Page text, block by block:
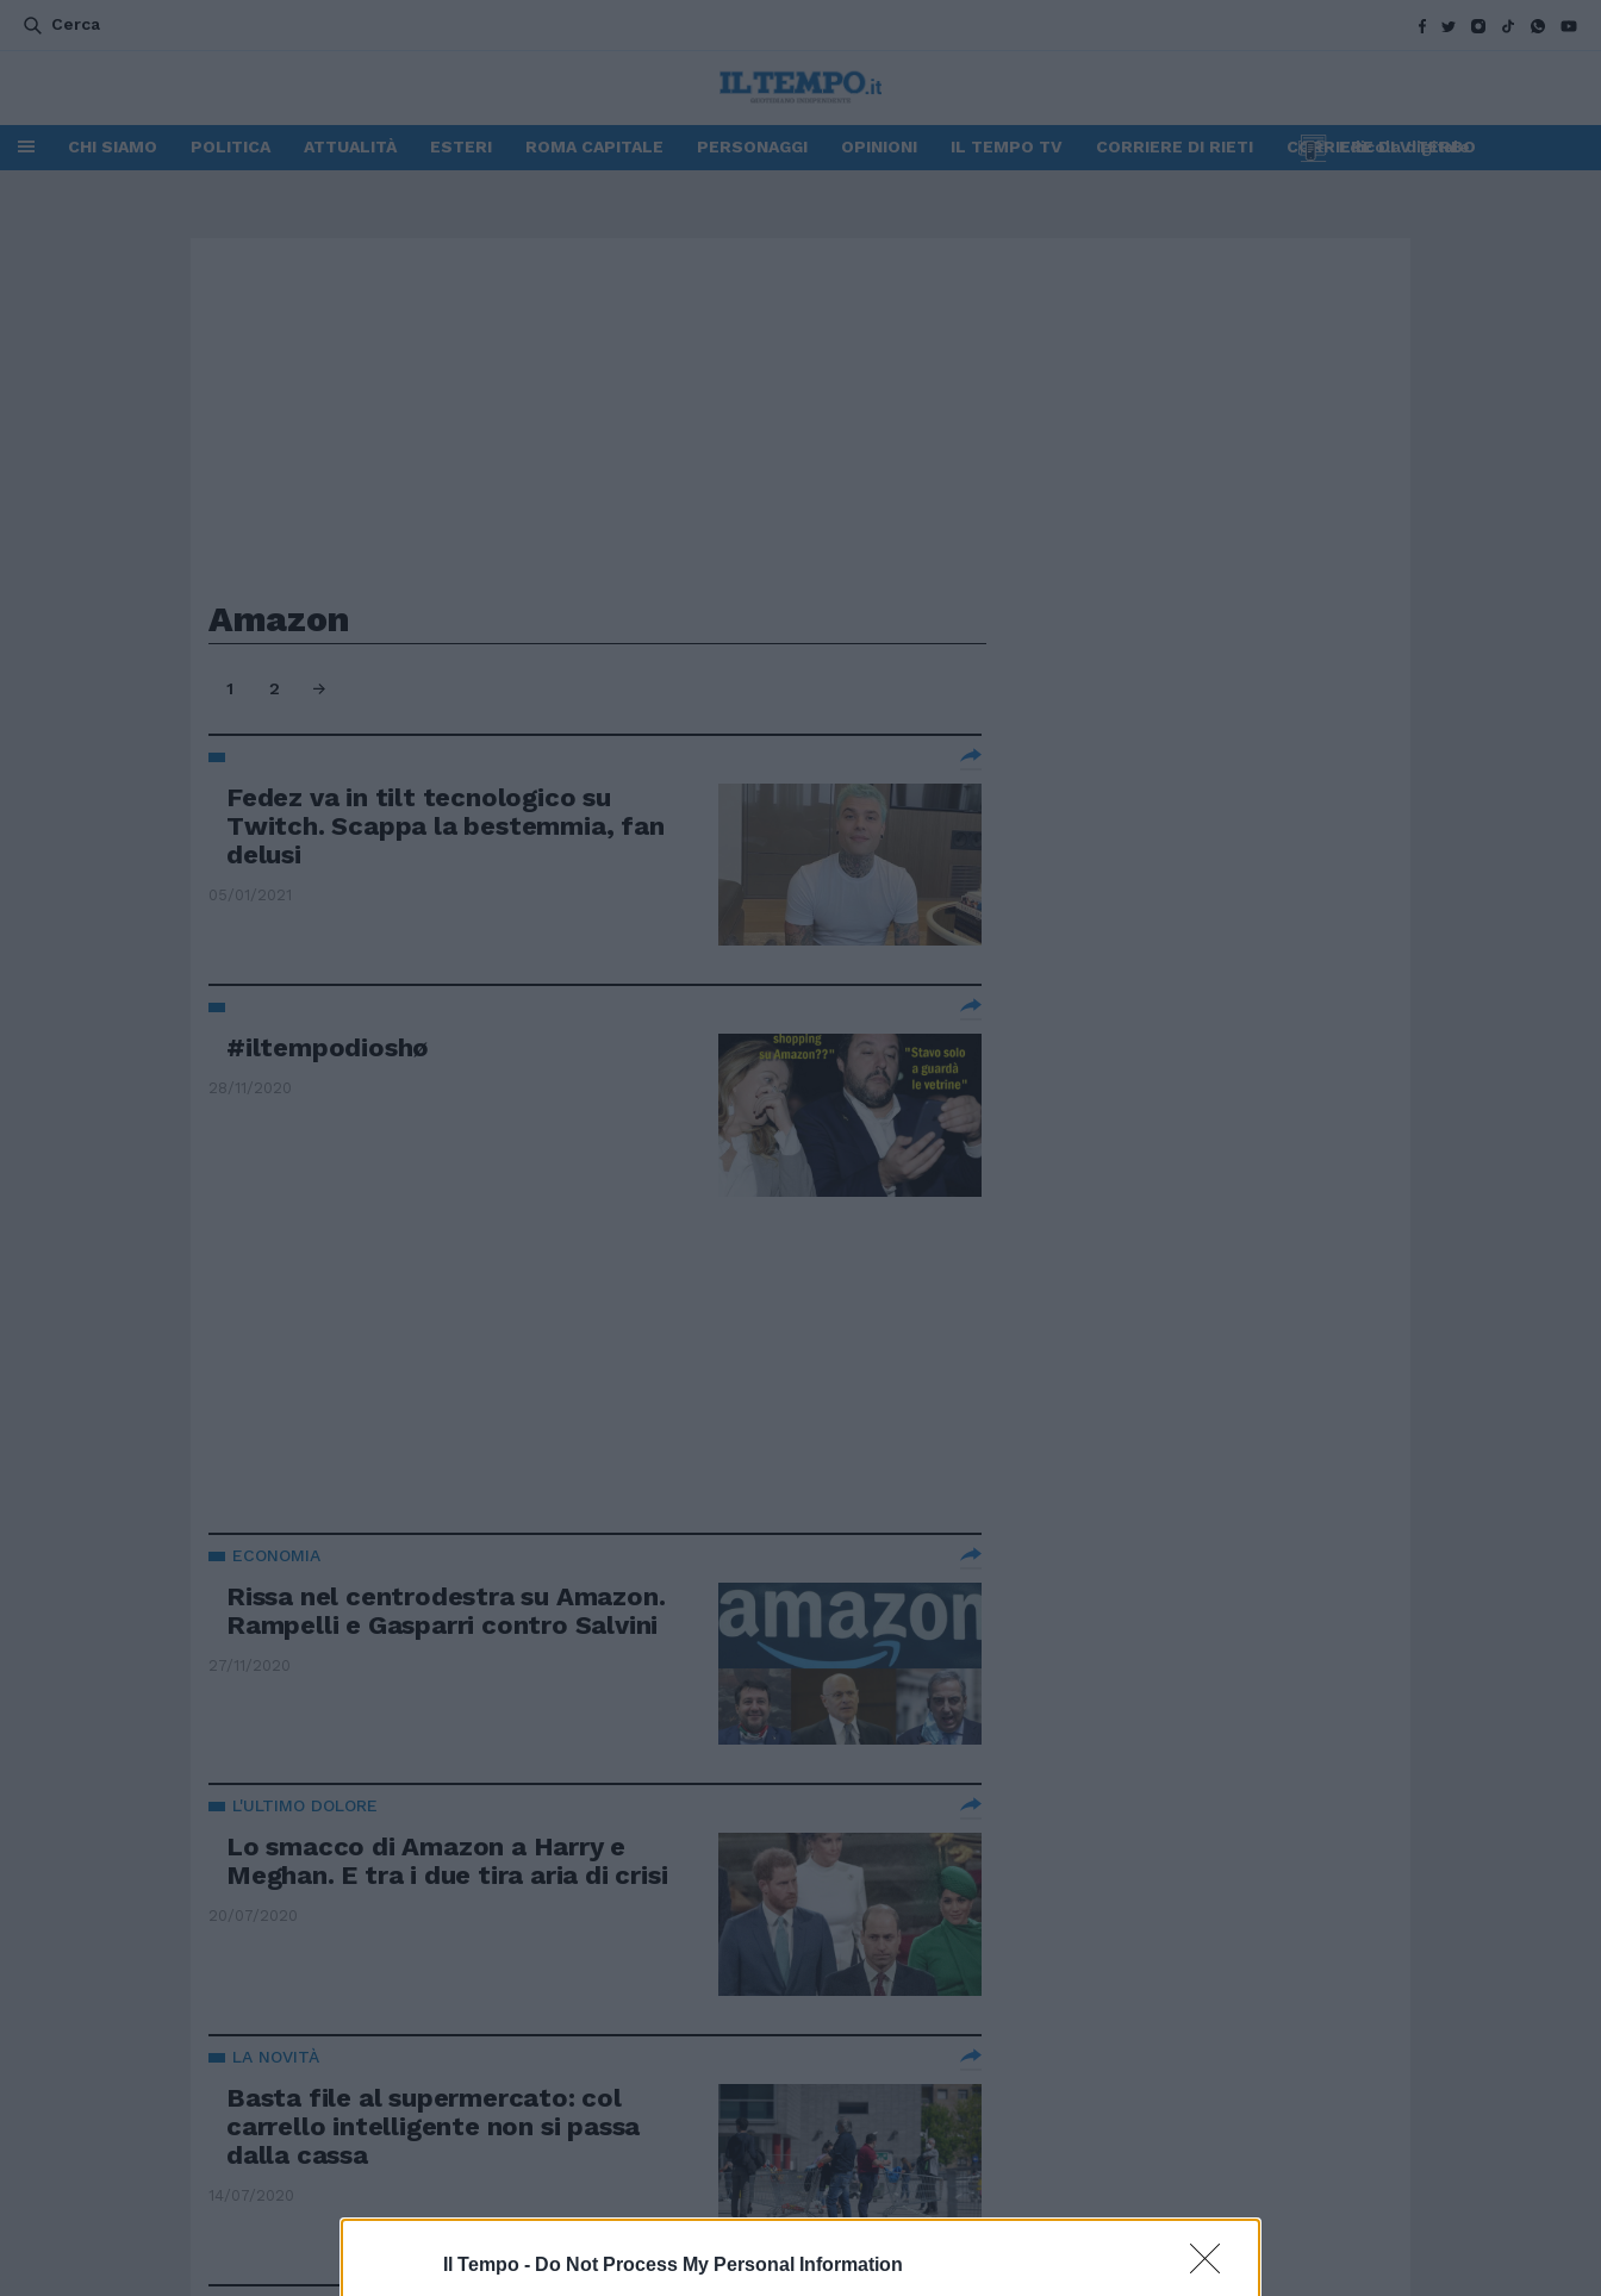
Il Tempo - Do Not Process My Personal Information
Cerca
CHI SIAMO POLITICA ATTUALITÀ ESTERI ROMA CAPITALE PERSONAGGI OPINIONI IL TEMPO TV CORRIERE DI RIETI CORRIERE DI VITERBO
Edicola digitale
Amazon
1 2
Fedez va in tilt tecnologico su
Twitch. Scappa la bestemmia, fan
delusi
05/01/2021
#iltempodioshø
28/11/2020
ECONOMIA
Rissa nel centrodestra su Amazon.
Rampelli e Gasparri contro Salvini
27/11/2020
L'ULTIMO DOLORE
Lo smacco di Amazon a Harry e
Meghan. E tra i due tira aria di crisi
20/07/2020
LA NOVITÀ
Basta file al supermercato: col
carrello intelligente non si passa
dalla cassa
14/07/2020